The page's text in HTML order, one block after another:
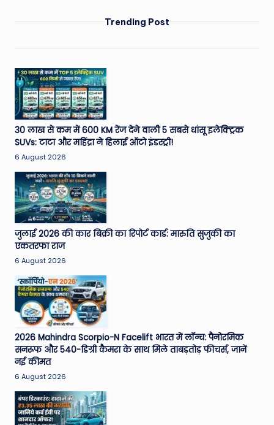
Trending Post
30 लाख से कम में 600 KM रेंज देने वाली 5 सबसे धांसू इलेक्ट्रिक
SUVs: टाटा और महिंद्रा ने हिलाई ऑटो इंडस्ट्री!
6 August 2026
जुलाई 2026 की कार बिक्री का रिपोर्ट कार्ड: मारुति सुजुकी का
एकतरफा राज
6 August 2026
2026 Mahindra Scorpio-N Facelift भारत में लॉन्च: पैनोरमिक
सनरूफ और 540-डिग्री कैमरा के साथ मिले ताबड़तोड़ फीचर्स, जानें
नई कीमत
6 August 2026